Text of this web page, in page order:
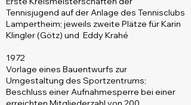
Tennisjugend auf der Anlage des Tennisclubs
Lampertheim; jeweils zweite Plätze für Karin
Klingler (Götz) und Eddy Krahé
1972
Vorlage eines Bauentwurfs zur
Umgestaltung des Sportzentrums;
Beschluss einer Aufnahmesperre bei einer